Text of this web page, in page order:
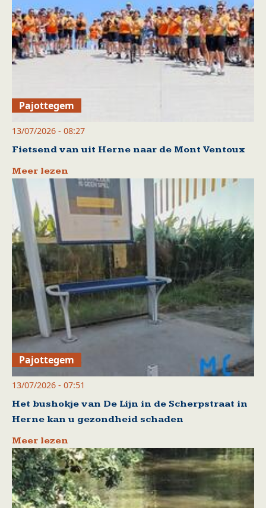
Pajottegem
13/07/2026 - 08:27
Fietsend van uit Herne naar de Mont Ventoux
Meer lezen
Pajottegem
13/07/2026 - 07:51
Het bushokje van De Lijn in de Scherpstraat in
Herne kan u gezondheid schaden
Meer lezen